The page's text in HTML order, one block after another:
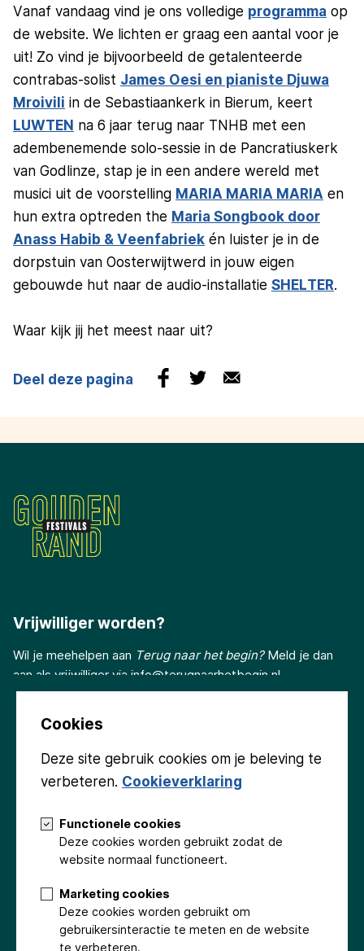
Cookies
Deze site gebruik cookies om je beleving te
verbeteren. Cookieverklaring
Functionele cookies
Deze cookies worden gebruikt zodat de
website normaal functioneert.
Marketing cookies
Deze cookies worden gebruikt om
gebruikersinteractie te meten en de website
te verbeteren.
Vanaf vandaag vind je ons volledige programma op
de website. We lichten er graag een aantal voor je
uit! Zo vind je bijvoorbeeld de getalenteerde
contrabas-solist James Oesi en pianiste Djuwa
Mroivili in de Sebastiaankerk in Bierum, keert
LUWTEN na 6 jaar terug naar TNHB met een
adembenemende solo-sessie in de Pancratiuskerk
van Godlinze, stap je in een andere wereld met
musici uit de voorstelling MARIA MARIA MARIA en
hun extra optreden the Maria Songbook door
Anass Habib & Veenfabriek én luister je in de
dorpstuin van Oosterwijtwerd in jouw eigen
gebouwde hut naar de audio-installatie SHELTER.
Waar kijk jij het meest naar uit?
Deel deze pagina
Vrijwilliger worden?
Wil je meehelpen aan Terug naar het begin? Meld je dan
aan als vrijwilliger via info@terugnaarhetbegin.nl
Groninger Kerken Gemeente Eemsdelta
Provincie Groningen
Stichting Beringer Hazewinkel
Fonds Podiumkunsten